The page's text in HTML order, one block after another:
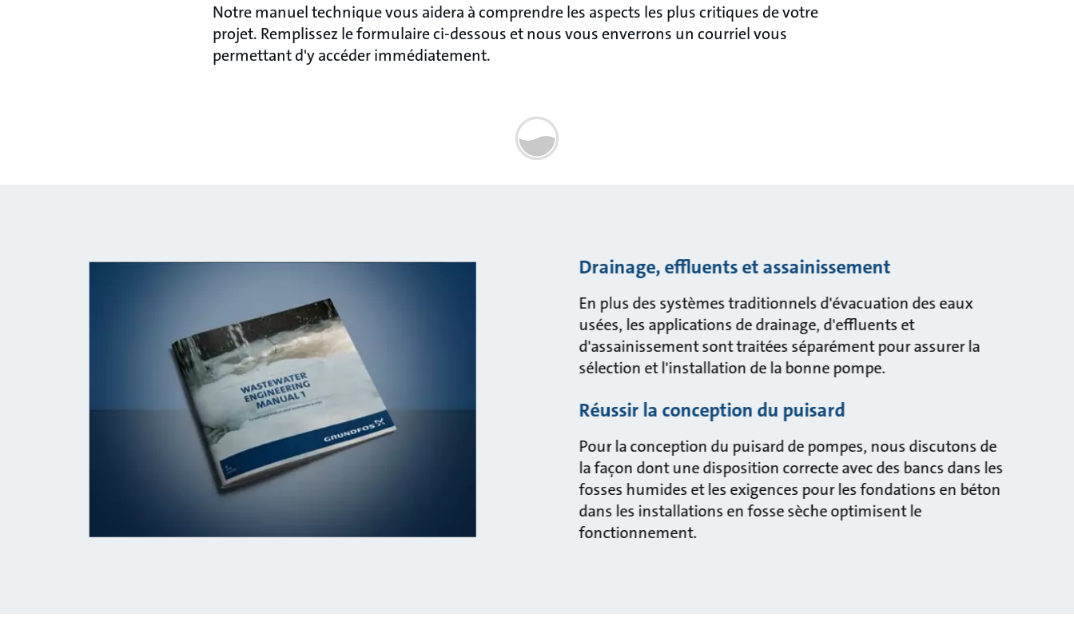
Notre manuel technique vous aidera à comprendre les aspects les plus critiques de votre
projet. Remplissez le formulaire ci-dessous et nous vous enverrons un courriel vous
permettant d'y accéder immédiatement.
Drainage, effluents et assainissement
En plus des systèmes traditionnels d'évacuation des eaux
usées, les applications de drainage, d'effluents et
d'assainissement sont traitées séparément pour assurer la
sélection et l'installation de la bonne pompe.
Réussir la conception du puisard
Pour la conception du puisard de pompes, nous discutons de
la façon dont une disposition correcte avec des bancs dans les
fosses humides et les exigences pour les fondations en béton
dans les installations en fosse sèche optimisent le
fonctionnement.